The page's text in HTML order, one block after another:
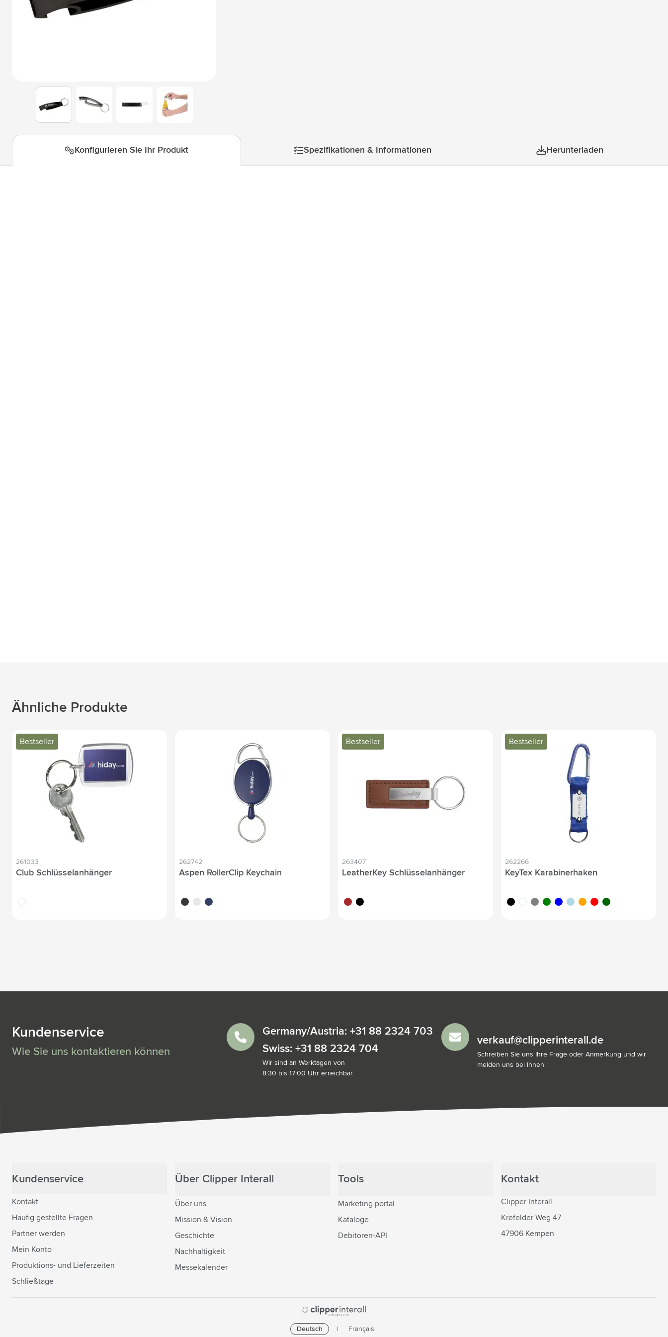
Giveaways
Untermenü für Kategorie Outdoor & Freizeit anzeigen
Werkzeuge & Unterwegs
Untermenü für Kategorie Werkzeuge & Unterwegs anzeigen
View larger imageView larger image
Konfigurieren Sie Ihr Produkt Spezifikationen & Informationen Herunterladen
Ähnliche Produkte
Bestseller
261033
Club Schlüsselanhänger
translucide
262742
Aspen RollerClip Keychain
noir blancbleu
Bestseller
263407
LeatherKey Schlüsselanhänger
brun noir
Bestseller
262266
KeyTex Karabinerhaken
noir blancgris vert bleu bleu clair
orangerougevert foncé
Kundenservice
Wie Sie uns kontaktieren können
Germany/Austria: +31 88 2324 703
Swiss: +31 88 2324 704
Wir sind an Werktagen von
8:30 bis 17:00 Uhr erreichbar.
verkauf@clipperinterall.de
Schreiben Sie uns Ihre Frage oder Anmerkung und wir
melden uns bei Ihnen.
Kundenservice
Kontakt
Häufig gestellte Fragen
Partner werden
Mein Konto
Produktions- und Lieferzeiten
Schließtage
Über Clipper Interall
Über uns
Mission & Vision
Geschichte
Nachhaltigkeit
Messekalender
Tools
Marketing portal
Kataloge
Debitoren-API
Kontakt
Clipper Interall
Krefelder Weg 47
47906 Kempen
Deutsch Français